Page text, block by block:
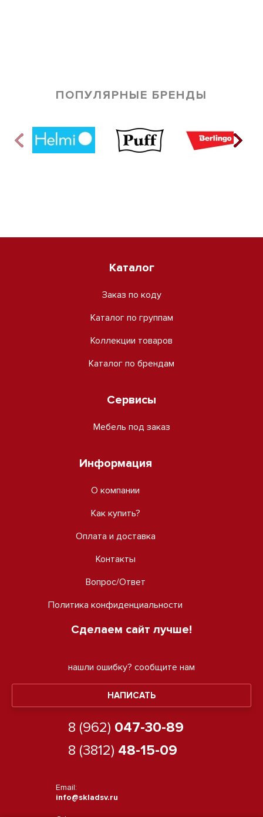
ПОПУЛЯРНЫЕ БРЕНДЫ
Каталог
Заказ по коду
Каталог по группам
Коллекции товаров
Каталог по брендам
Сервисы
Мебель под заказ
Информация
О компании
Как купить?
Оплата и доставка
Контакты
Вопрос/Ответ
Политика конфиденциальности
Сделаем сайт лучше!
нашли ошибку? сообщите нам
НАПИСАТЬ
8 (962) 047-30-89
8 (3812) 48-15-09
Email:
info@skladsv.ru